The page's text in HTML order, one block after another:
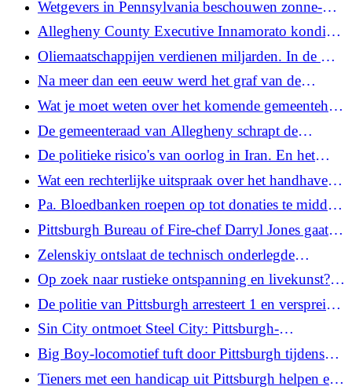
niet gebeurd
Wetgevers in Pennsylvania beschouwen zonne-
energie op het balkon als compensatie voor de
elektriciteitsrekening
Allegheny County Executive Innamorato kondigt
zwangerschap aan en dringt aan op betaald
ouderschapsverlof
Oliemaatschappijen verdienen miljarden. In de VS
groeit de roep om belasting op hun meevaller
Na meer dan een eeuw werd het graf van de
voorheen tot slaaf gemaakte pastoor van Pittsburgh
eindelijk gemarkeerd
Wat je moet weten over het komende gemeentehuis
van Mind Matters: Zorg voor mantelzorgers
De gemeenteraad van Allegheny schrapt de
stemvraag van november over de afschaffing van
het begrotingsplafond
De politieke risico's van oorlog in Iran. En het
gebruik van geweld door ICE neemt toe, zo blijkt
uit het rapport
Wat een rechterlijke uitspraak over het handhaven
van een luchtkwaliteitsnorm uit het Biden-tijdperk
voor Pennsylvania betekent
Pa. Bloedbanken roepen op tot donaties te midden
van een noodtekort in de zomer
Pittsburgh Bureau of Fire-chef Darryl Jones gaat
met pensioen na interne evaluatie
Zelenskiy ontslaat de technisch onderlegde
minister van Defensie van Oekraïne vanwege een
herschikking van de regering
Op zoek naar rustieke ontspanning en livekunst?
Maak een dagtocht naar Pa.'s Mount Gretna.
De politie van Pittsburgh arresteert 1 en verspreidt
de menigte die vuurwerk gooit in East Liberty
Sin City ontmoet Steel City: Pittsburgh-
muzikanten steunen Wayne Newton tijdens de
Meadows-show
Big Boy-locomotief tuft door Pittsburgh tijdens
een nationale tournee
Tieners met een handicap uit Pittsburgh helpen een